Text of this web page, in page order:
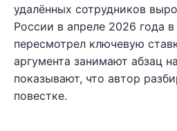
удалённых сотрудников
России в апреле 2026 года
пересмотрел ключевую
аргумента занимают абзац
показывают, что автор
повестке.